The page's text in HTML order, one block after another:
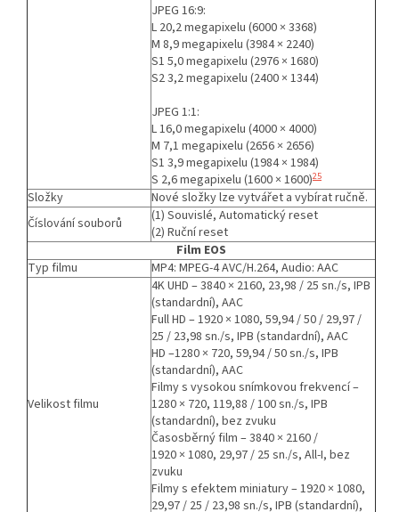
JPEG 16:9:
L 20,2 megapixelu (6000 × 3368)
M 8,9 megapixelu (3984 × 2240)
S1 5,0 megapixelu (2976 × 1680)
S2 3,2 megapixelu (2400 × 1344)
JPEG 1:1:
L 16,0 megapixelu (4000 × 4000)
M 7,1 megapixelu (2656 × 2656)
S1 3,9 megapixelu (1984 × 1984)
S 2,6 megapixelu (1600 × 1600)25
Složky
Nové složky lze vytvářet a vybírat ručně.
Číslování souborů
(1) Souvislé, Automatický reset
(2) Ruční reset
Film EOS
Typ filmu
MP4: MPEG-4 AVC/H.264, Audio: AAC
Velikost filmu
4K UHD – 3840 × 2160, 23,98 / 25 sn./s, IPB
(standardní), AAC
Full HD – 1920 × 1080, 59,94 / 50 / 29,97 /
25 / 23,98 sn./s, IPB (standardní), AAC
HD –1280 × 720, 59,94 / 50 sn./s, IPB
(standardní), AAC
Filmy s vysokou snímkovou frekvencí –
1280 × 720, 119,88 / 100 sn./s, IPB
(standardní), bez zvuku
Časosběrný film – 3840 × 2160 /
1920 × 1080, 29,97 / 25 sn./s, All-I, bez
zvuku
Filmy s efektem miniatury – 1920 × 1080,
29,97 / 25 / 23,98 sn./s, IPB (standardní),